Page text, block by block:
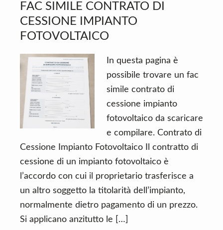
FAC SIMILE CONTRATO DI
CESSIONE IMPIANTO
FOTOVOLTAICO
In questa pagina è
possibile trovare un fac
simile contrato di
cessione impianto
fotovoltaico da scaricare
e compilare. Contrato di
Cessione Impianto Fotovoltaico Il contratto di
cessione di un impianto fotovoltaico è
l’accordo con cui il proprietario trasferisce a
un altro soggetto la titolarità dell’impianto,
normalmente dietro pagamento di un prezzo.
Si applicano anzitutto le […]